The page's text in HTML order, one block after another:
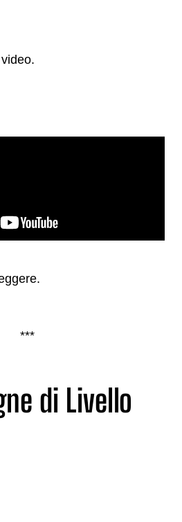
***
di Livello